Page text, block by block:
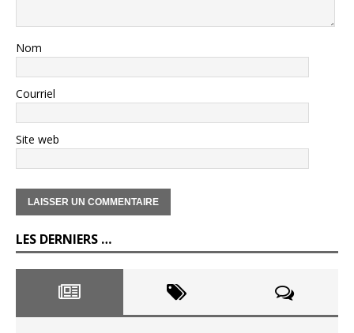
Nom
Courriel
Site web
LES DERNIERS …